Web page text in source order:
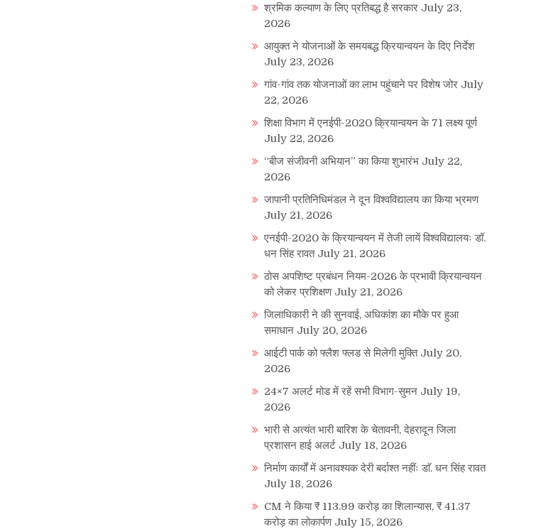
श्रमिक कल्याण के लिए प्रतिबद्ध है सरकार July 23,
2026
आयुक्त ने योजनाओं के समयबद्ध क्रियान्वयन के दिए निर्देश
July 23, 2026
गांव-गांव तक योजनाओं का लाभ पहुंचाने पर विशेष जोर July
22, 2026
शिक्षा विभाग में एनईपी-2020 क्रियान्वयन के 71 लक्ष्य पूर्ण
July 22, 2026
“बीज संजीवनी अभियान” का किया शुभारंभ July 22,
2026
जापानी प्रतिनिधिमंडल ने दून विश्वविद्यालय का किया भ्रमण
July 21, 2026
एनईपी-2020 के क्रियान्वयन में तेजी लायें विश्वविद्यालयः डॉ.
धन सिंह रावत July 21, 2026
ठोस अपशिष्ट प्रबंधन नियम-2026 के प्रभावी क्रियान्वयन
को लेकर प्रशिक्षण July 21, 2026
जिलाधिकारी ने की सुनवाई, अधिकांश का मौके पर हुआ
समाधान July 20, 2026
आईटी पार्क को फ्लैश फ्लड से मिलेगी मुक्ति July 20,
2026
24×7 अलर्ट मोड में रहें सभी विभाग-सुमन July 19,
2026
भारी से अत्यंत भारी बारिश के चेतावनी, देहरादून जिला
प्रशासन हाई अलर्ट July 18, 2026
निर्माण कार्यों में अनावश्यक देरी बर्दाश्त नहींः डाॅ. धन सिंह रावत
July 18, 2026
CM ने किया ₹ 113.99 करोड़ का शिलान्यास, ₹ 41.37
करोड़ का लोकार्पण July 15, 2026